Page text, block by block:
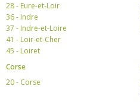
28 - Eure-et-Loir
36 - Indre
37 - Indre-et-Loire
41 - Loir-et-Cher
45 - Loiret
Corse
20 - Corse